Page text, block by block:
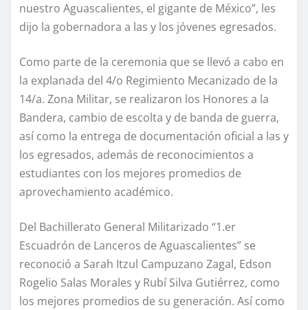
nuestro Aguascalientes, el gigante de México”, les
dijo la gobernadora a las y los jóvenes egresados.
Como parte de la ceremonia que se llevó a cabo en
la explanada del 4/o Regimiento Mecanizado de la
14/a. Zona Militar, se realizaron los Honores a la
Bandera, cambio de escolta y de banda de guerra,
así como la entrega de documentación oficial a las y
los egresados, además de reconocimientos a
estudiantes con los mejores promedios de
aprovechamiento académico.
Del Bachillerato General Militarizado “1.er
Escuadrón de Lanceros de Aguascalientes” se
reconoció a Sarah Itzul Campuzano Zagal, Edson
Rogelio Salas Morales y Rubí Silva Gutiérrez, como
los mejores promedios de su generación. Así como